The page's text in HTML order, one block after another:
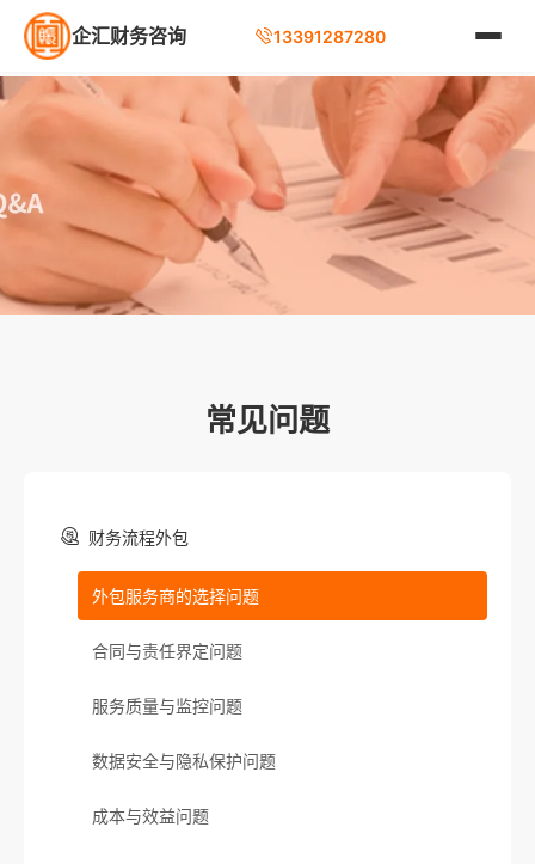
企汇财务咨询 13391287280
常见问题
财务流程外包
外包服务商的选择问题
合同与责任界定问题
服务质量与监控问题
数据安全与隐私保护问题
成本与效益问题